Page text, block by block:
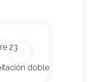
23
doble